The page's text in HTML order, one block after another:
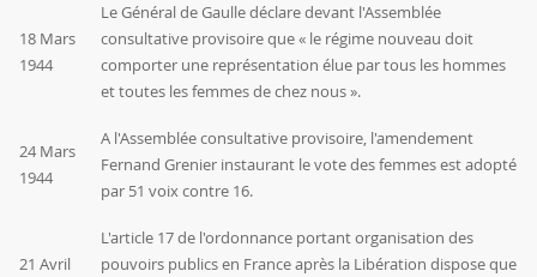
18 Mars
1944
Le Général de Gaulle déclare devant l'Assemblée
consultative provisoire que « le régime nouveau doit
comporter une représentation élue par tous les hommes
et toutes les femmes de chez nous ».
24 Mars
1944
A l'Assemblée consultative provisoire, l'amendement
Fernand Grenier instaurant le vote des femmes est adopté
par 51 voix contre 16.
21 Avril
L'article 17 de l'ordonnance portant organisation des
pouvoirs publics en France après la Libération dispose que